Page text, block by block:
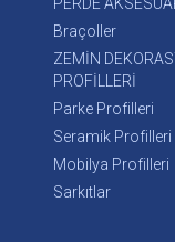
Braçoller
ZEMİN
PROFİLLERİ
Parke Profilleri
Seramik Profilleri
Mobilya Profilleri
Sarkıtlar